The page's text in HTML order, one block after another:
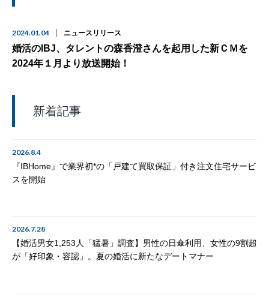
2024.01.04 ニュースリリース
婚活のIBJ、タレントの森香澄さんを起用した新ＣＭを
2024年１月より放送開始！
新着記事
2026.8.4
『IBHome』で業界初*の「戸建て買取保証」付き注文住宅サービ
スを開始
2026.7.28
【婚活男女1,253人「猛暑」調査】男性の日傘利用、女性の9割超
が「好印象・容認」。夏の婚活に新たなデートマナー